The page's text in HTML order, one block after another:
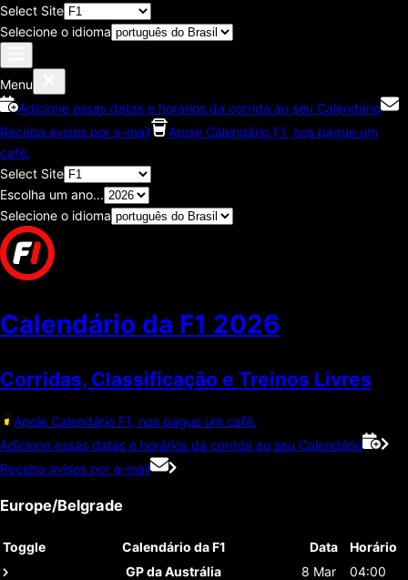
Select Site
Selecione o idioma
Menu
Adicione essas datas e horários da corrida ao seu Calendário
Receba avisos por e-mail
Apoie Calendário F1, nos pague um
café.
Select Site
Escolha um ano...
Selecione o idioma
Calendário da F1 2026
Corridas, Classificaçāo e Treinos Livres
Apoie Calendário F1, nos pague um café.
Adicione essas datas e horários da corrida ao seu Calendário
Receba avisos por e-mail
Europe/Belgrade
Toggle Calendário da F1 Data
Horário
GP da Austrália
8 Mar
04:00